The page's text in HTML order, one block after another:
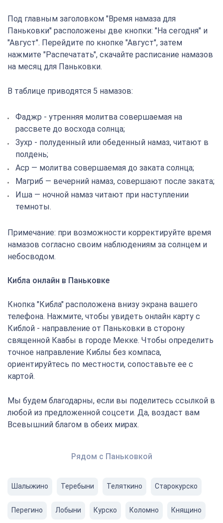
Под главным заголовком "Время намаза для
Паньковки" расположены две кнопки: "На сегодня" и
"Август". Перейдите по кнопке "Август", затем
нажмите "Распечатать", скачайте расписание намазов
на месяц для Паньковки.
В таблице приводятся 5 намазов:
Фаджр - утренняя молитва совершаемая на
рассвете до восхода солнца;
Зухр - полуденный или обеденный намаз, читают в
полдень;
Аср — молитва совершаемая до заката солнца;
Магриб — вечерний намаз, совершают после заката;
Иша — ночной намаз читают при наступлении
темноты.
Примечание: при возможности корректируйте время
намазов согласно своим наблюдениям за солнцем и
небосводом.
Кибла онлайн в Паньковке
Кнопка "Кибла" расположена внизу экрана вашего
телефона. Нажмите, чтобы увидеть онлайн карту с
Киблой - направление от Паньковки в сторону
священной Каабы в городе Мекке. Чтобы определить
точное направление Киблы без компаса,
ориентируйтесь по местности, сопоставьте ее с
картой.
Мы будем благодарны, если вы поделитесь ссылкой в
любой из предложенной соцсети. Да, воздаст вам
Всевышний благом в обеих мирах.
Рядом с Паньковкой
Шалыжино Теребыни Теляткино Старокурско
Перегино Лобыни Курско Коломно Княщино